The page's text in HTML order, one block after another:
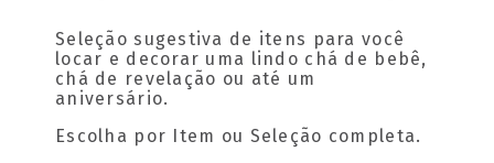
Seleção sugestiva de itens para você
locar e decorar uma lindo chá de bebê,
chá de revelação ou até um
aniversário.
Escolha por Item ou Seleção completa.